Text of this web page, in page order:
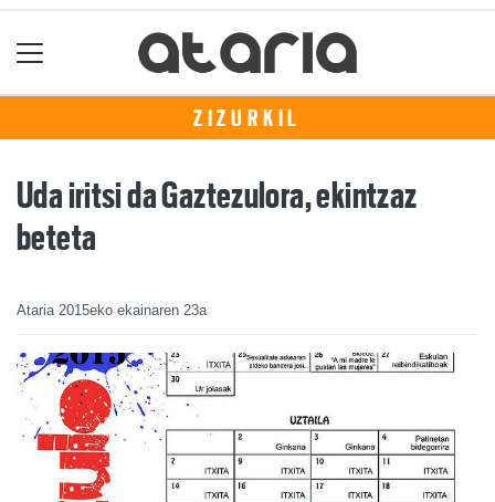
ZIZURKIL
Uda iritsi da Gaztezulora, ekintzaz
beteta
Ataria 2015eko ekainaren 23a